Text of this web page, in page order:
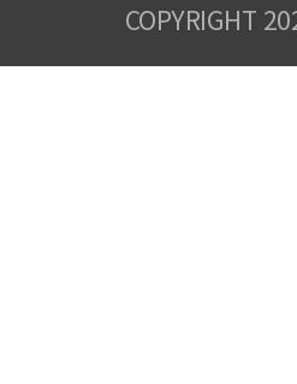
COPYRIGHT